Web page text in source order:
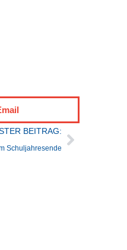
BEITRAG:
Schuljahresende